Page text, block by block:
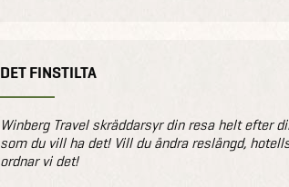
DET FINSTILTA
Winberg Travel skräddarsyr din resa helt efter
som du vill ha det! Vill du ändra reslängd,
ordnar vi det!